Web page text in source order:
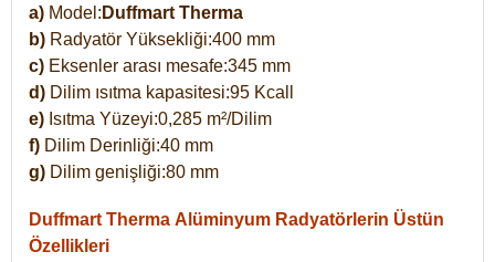
a) Model: Duffmart Therma
b) Radyatör Yüksekliği:400 mm
c) Eksenler arası mesafe:345 mm
d) Dilim ısıtma kapasitesi:95 Kcall
e) Isıtma Yüzeyi:0,285 m²/Dilim
f) Dilim Derinliği:40 mm
g) Dilim genişliği:80 mm
Duffmart Therma Alüminyum Radyatörlerin Üstün
Özellikleri